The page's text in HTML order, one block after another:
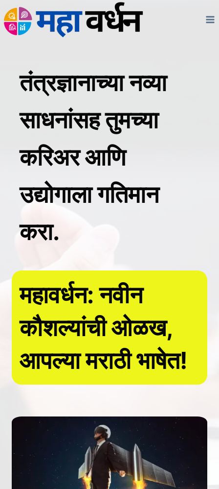
Skip
to
तंत्रज्ञानाच्या नव्या
साधनांसह तुमच्या
करिअर आणि
उद्योगाला गतिमान
करा.
महावर्धन: नवीन
कौशल्यांची ओळख,
आपल्या मराठी भाषेत!